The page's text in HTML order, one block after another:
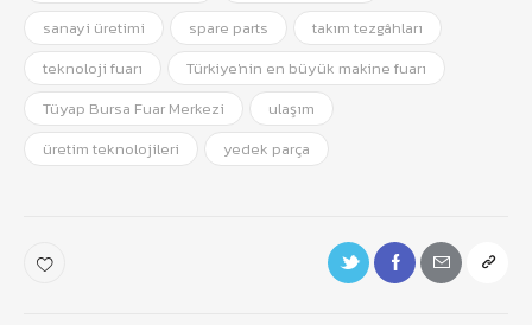
sanayi üretimi
spare parts
takım tezgâhları
teknoloji fuarı
Türkiye'nin en büyük makine fuarı
Tüyap Bursa Fuar Merkezi
ulaşım
üretim teknolojileri
yedek parça